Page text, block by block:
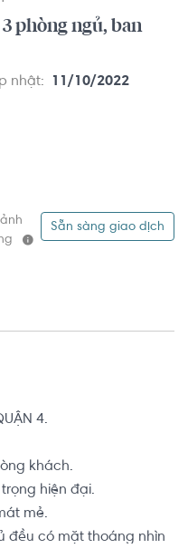
phòng ngủ, ban
nhật: 11/10/2022
Sẵn sàng giao dịch
4.
khách.
hiện đại.
mẻ.
đều có mặt thoáng nhìn